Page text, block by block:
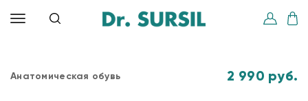
Анатомическая обувь 2 990 руб.